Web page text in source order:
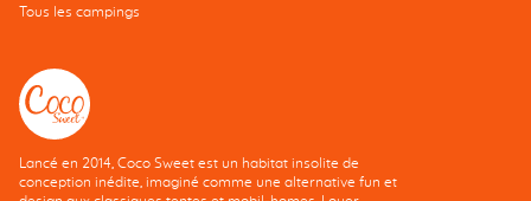
Tous les campings
Lancé en 2014, Coco Sweet est un habitat insolite de
conception inédite, imaginé comme une alternative fun et